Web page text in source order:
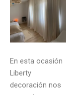
En esta ocasión
Liberty
decoración nos